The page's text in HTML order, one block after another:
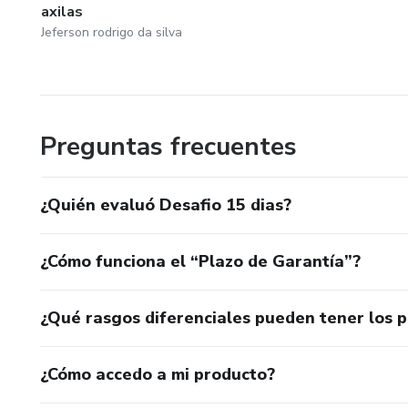
axilas
Jeferson rodrigo da silva
Preguntas frecuentes
¿Quién evaluó Desafio 15 dias?
¿Cómo funciona el “Plazo de Garantía”?
¿Qué rasgos diferenciales pueden tener los
¿Cómo accedo a mi producto?